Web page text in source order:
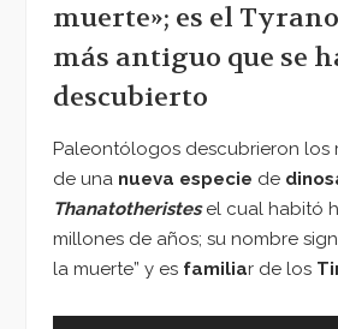
muerte»; es el
más antiguo que se
descubierto
Paleontólogos descubrieron los
de una nueva especie de
Thanatotheristesel cual habitó
millones de años; su nombre
la muerte” y es familiar de los